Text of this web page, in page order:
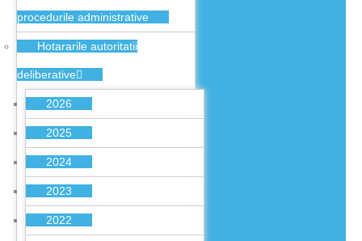
procedurile administrative
Hotararile autoritatii
deliberative
2026
2025
2024
2023
2022